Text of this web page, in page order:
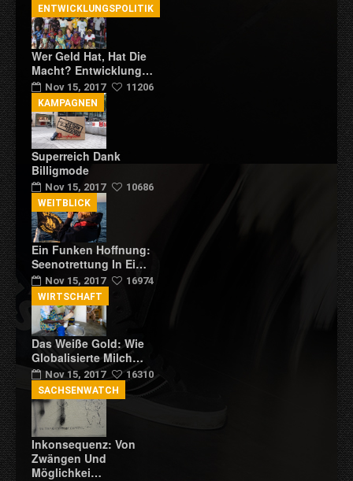
Wer Geld Hat, Hat Die
Macht? Entwicklung…
Nov 15, 2017 11206
ENTWICKLUNGSPOLITIK
Superreich Dank
Billigmode
Nov 15, 2017 10686
KAMPAGNEN
Ein Funken Hoffnung:
Seenotrettung In Ei…
Nov 15, 2017 16974
WEITBLICK
Das Weiße Gold: Wie
Globalisierte Milch…
Nov 15, 2017 16310
WIRTSCHAFT
Inkonsequenz: Von
Zwängen Und
Möglichkei…
SACHSENWATCH